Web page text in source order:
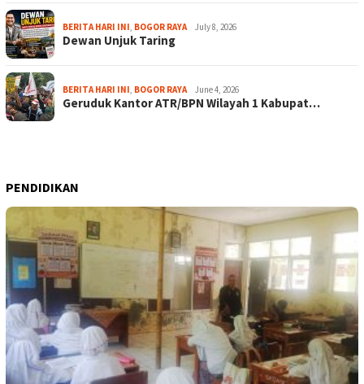
BERITA HARI INI, BOGOR RAYA July 8, 2026
Dewan Unjuk Taring
BERITA HARI INI, BOGOR RAYA June 4, 2026
Geruduk Kantor ATR/BPN Wilayah 1 Kabupat…
PENDIDIKAN